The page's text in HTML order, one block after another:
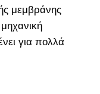
μεμβράνης
για πολλά